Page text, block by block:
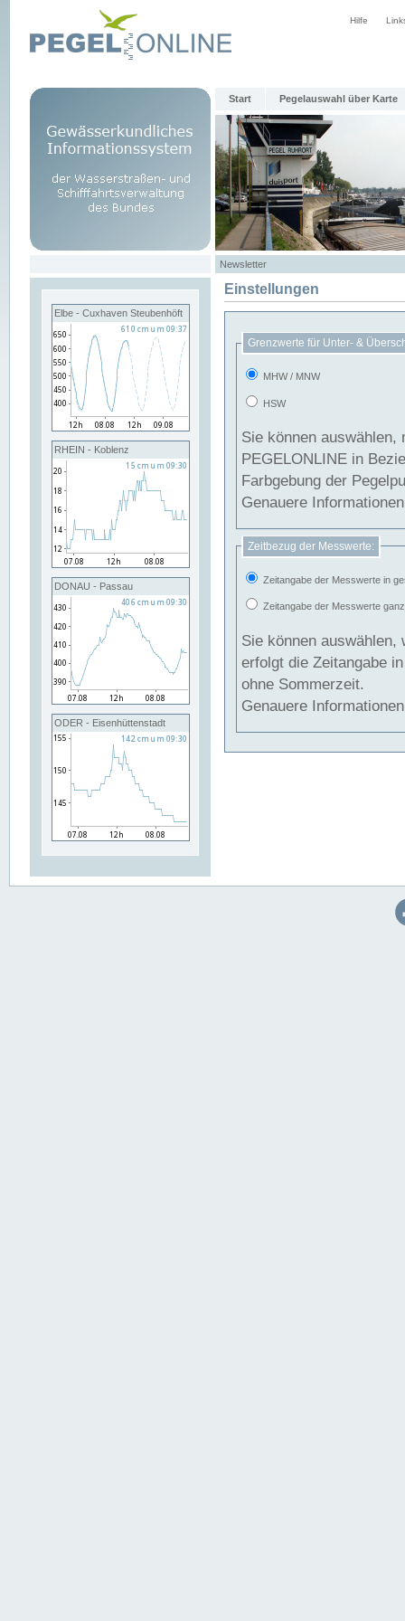
Hilfe
Start Pegelauswahl über Karte
Newsletter
Elbe - Cuxhaven Steubenhöft
RHEIN - Koblenz
DONAU - Passau
ODER - Eisenhüttenstadt
Einstellungen
Grenzwerte für Unter- &
MHW / MNW
HSW
Sie können
PEGELONLINE in Beziehung
Farbgebung der
Genauere
Zeitbezug der Messwerte:
Zeitangabe der Messwerte in
Zeitangabe der Messwerte
Sie können auswählen,
erfolgt die Zeitangabe
ohne Sommerzeit.
Genauere